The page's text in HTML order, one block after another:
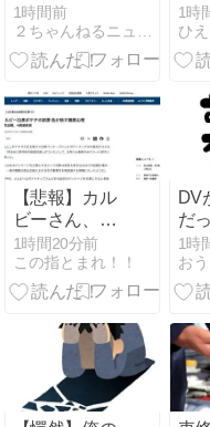
せた疑い 58歳
無職息子を逮
捕 13～14年前
し「介護疲れ
で日常的に暴
行」 岬町 #大
阪 | 無職に人
権なし | 特養
に入れろよ
1時間前
説
失
た
れ
1時
ひ
【悲報】カル
ビーさん、白
黒包装にした
結果4週連続
売上減
1時間20分前
この指とまれ！！
DV
だ
と
た
落
1時
お